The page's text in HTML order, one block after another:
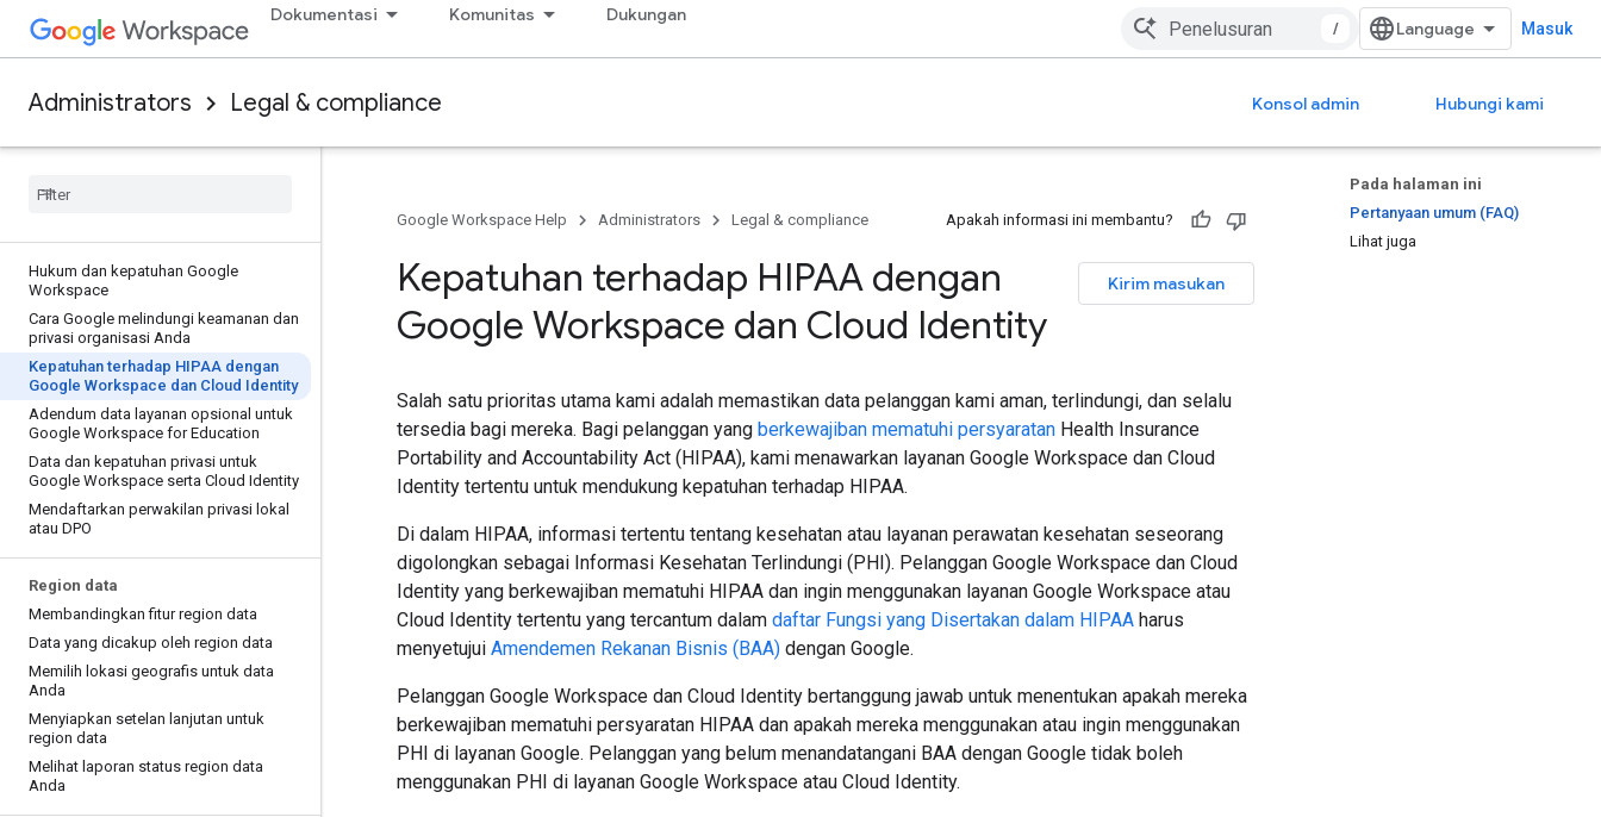
Dokumentasi Komunitas Dukungan
/ Masuk
Administrators Legal & compliance Konsol admin Hubungi kami
Hukum dan kepatuhan Google
Workspace
Cara Google melindungi keamanan dan
privasi organisasi Anda
Kepatuhan terhadap HIPAA dengan
Google Workspace dan Cloud Identity
Adendum data layanan opsional untuk
Google Workspace for Education
Data dan kepatuhan privasi untuk
Google Workspace serta Cloud Identity
Mendaftarkan perwakilan privasi lokal
atau DPO
Region data
Membandingkan fitur region data
Data yang dicakup oleh region data
Memilih lokasi geografis untuk data
Anda
Menyiapkan setelan lanjutan untuk
region data
Melihat laporan status region data
Anda
Pada halaman ini
Pertanyaan umum (FAQ)
Lihat juga
Google Workspace Help Administrators Legal & compliance Apakah informasi ini membantu?
Kirim masukan
Kepatuhan terhadap HIPAA dengan
Google Workspace dan Cloud Identity
Salah satu prioritas utama kami adalah memastikan data pelanggan kami aman, terlindungi, dan selalu
tersedia bagi mereka. Bagi pelanggan yang berkewajiban mematuhi persyaratan Health Insurance
Portability and Accountability Act (HIPAA), kami menawarkan layanan Google Workspace dan Cloud
Identity tertentu untuk mendukung kepatuhan terhadap HIPAA.
Di dalam HIPAA, informasi tertentu tentang kesehatan atau layanan perawatan kesehatan seseorang
digolongkan sebagai Informasi Kesehatan Terlindungi (PHI). Pelanggan Google Workspace dan Cloud
Identity yang berkewajiban mematuhi HIPAA dan ingin menggunakan layanan Google Workspace atau
Cloud Identity tertentu yang tercantum dalam daftar Fungsi yang Disertakan dalam HIPAA harus
menyetujui Amendemen Rekanan Bisnis (BAA) dengan Google.
Pelanggan Google Workspace dan Cloud Identity bertanggung jawab untuk menentukan apakah mereka
berkewajiban mematuhi persyaratan HIPAA dan apakah mereka menggunakan atau ingin menggunakan
PHI di layanan Google. Pelanggan yang belum menandatangani BAA dengan Google tidak boleh
menggunakan PHI di layanan Google Workspace atau Cloud Identity.